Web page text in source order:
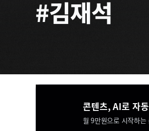
#김재석
콘텐츠, AI로 자
월 9만원으로 시작하